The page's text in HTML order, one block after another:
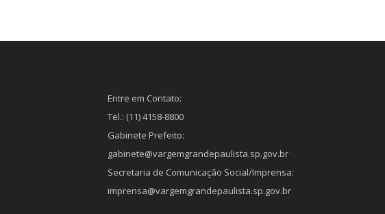
Entre em Contato:
Tel.: (11) 4158-8800
Gabinete Prefeito:
gabinete@vargemgrandepaulista.sp.gov.br
Secretaria de Comunicação Social/Imprensa:
imprensa@vargemgrandepaulista.sp.gov.br